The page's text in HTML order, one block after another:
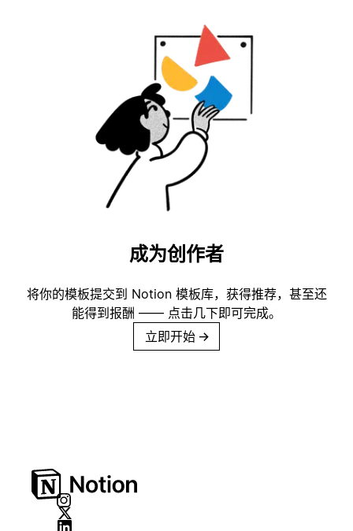
成为创作者
将你的模板提交到 Notion 模板库，获得推荐，甚至还
能得到报酬 —— 点击几下即可完成。
立即开始 →